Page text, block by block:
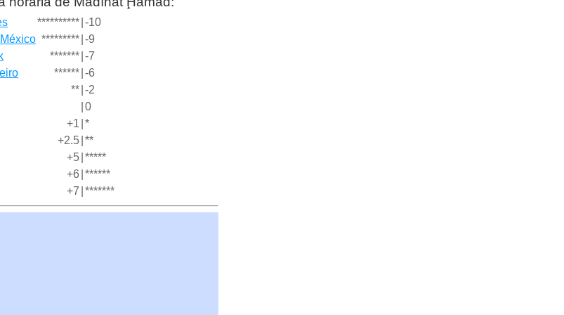
********** -10
********* -9
******* -7
****** -6
** -2
0
+1 *
+2.5 **
+5 *****
+6 ******
+7 *******